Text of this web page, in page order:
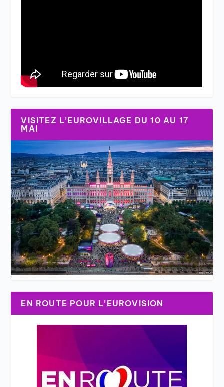
VISITEZ L’EUROVILLAGE DU 10 AU 17
MAI
EN ROUTE POUR L’EUROVISION